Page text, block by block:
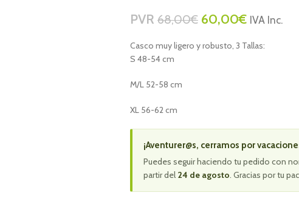
PVR 68,00€ 60,00€ IVA Inc.
Casco muy ligero y robusto, 3 Tallas:
S 48-54 cm
M/L 52-58 cm
XL 56-62 cm
¡Aventurer@s, cerramos por
Puedes seguir haciendo tu pedido con
partir del 24 de agosto. Gracias por tu